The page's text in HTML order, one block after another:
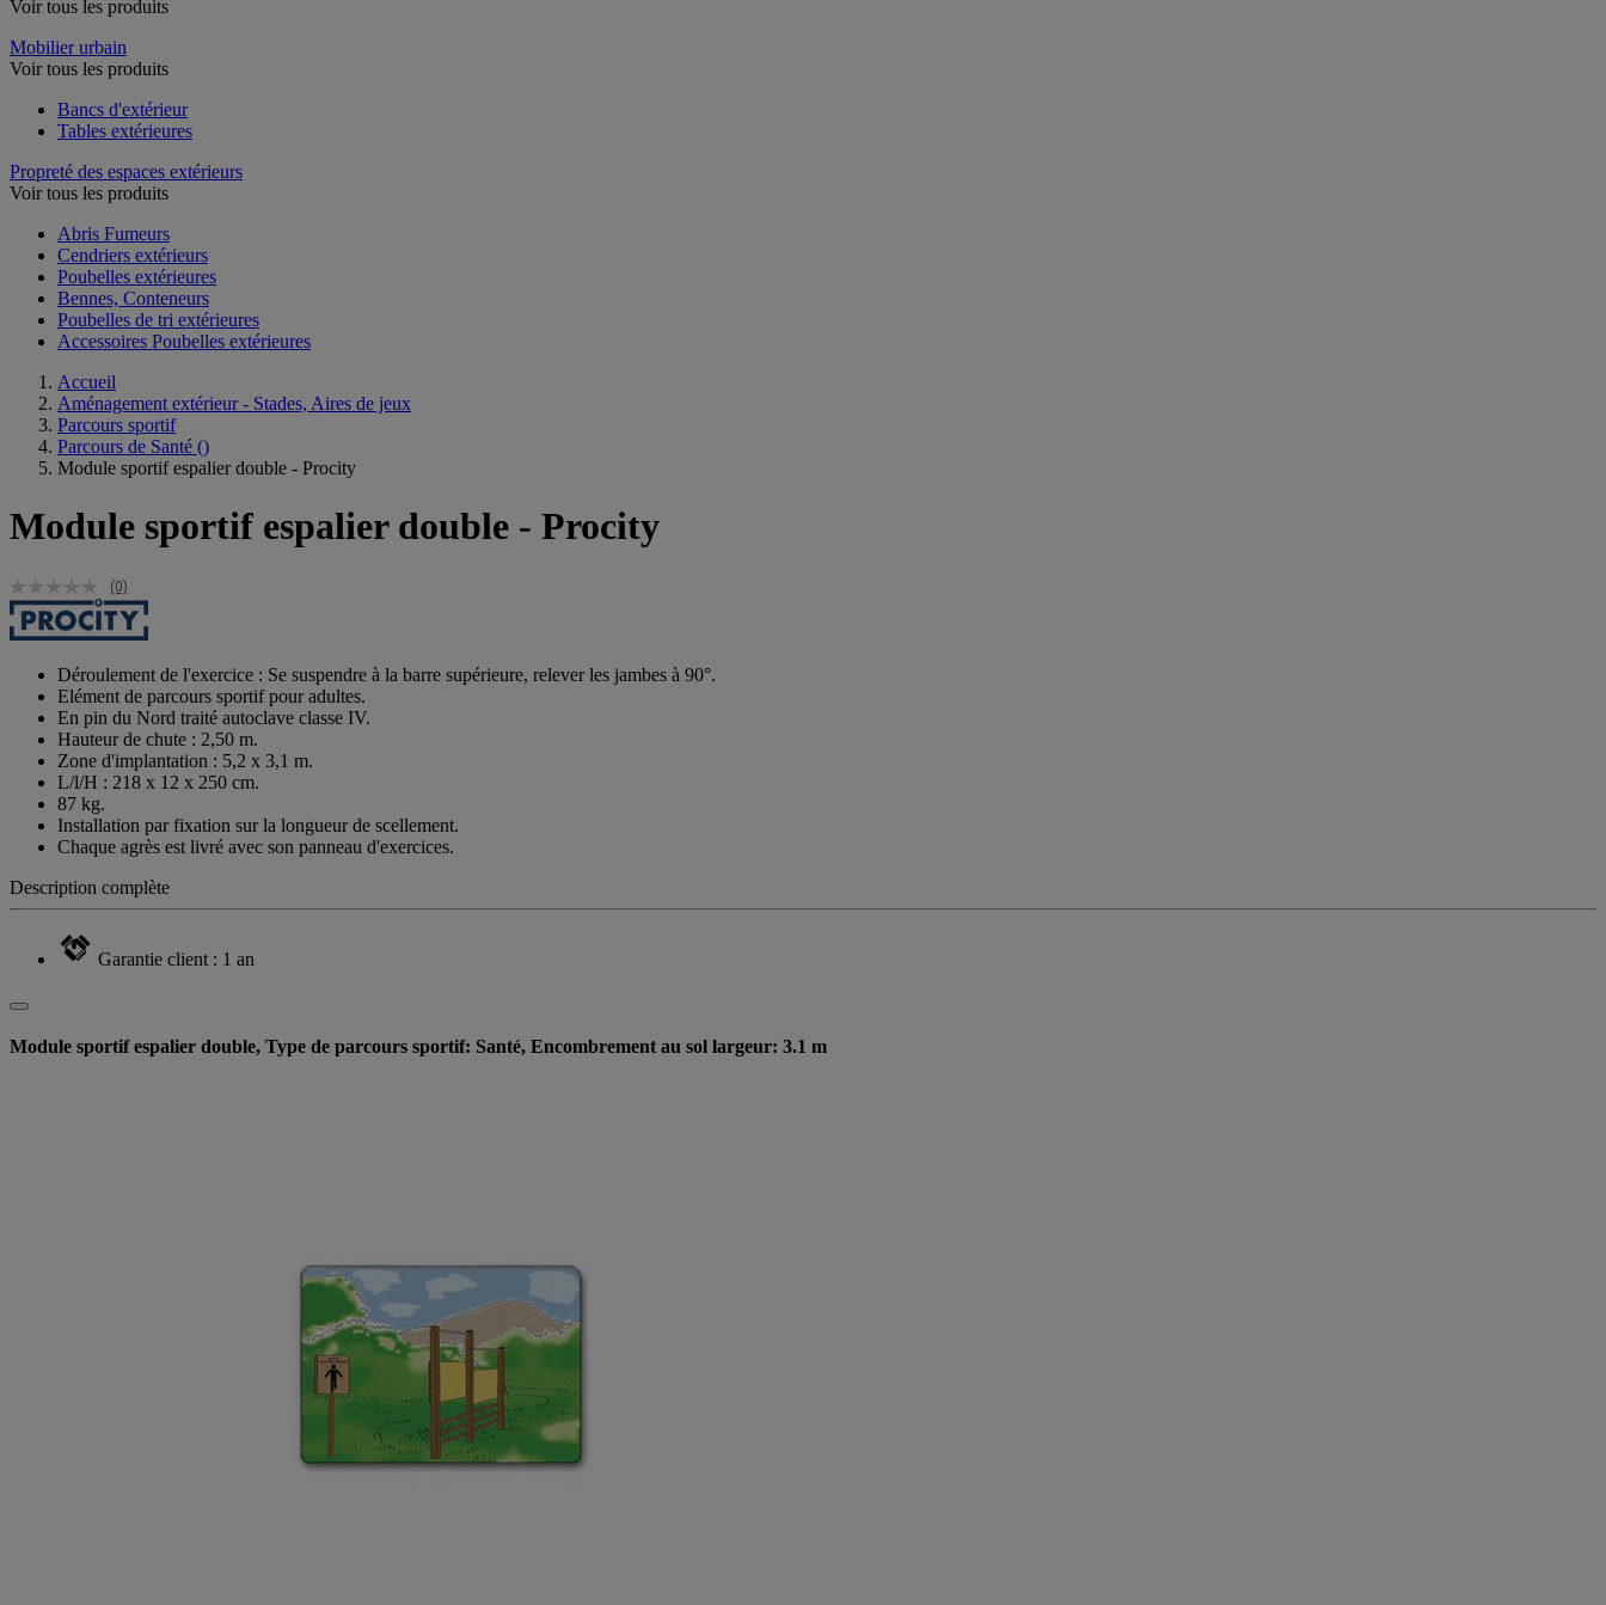
Voir tous les produits
Mobilier urbain
Voir tous les produits
Bancs d'extérieur
Tables extérieures
Propreté des espaces extérieurs
Voir tous les produits
Abris Fumeurs
Cendriers extérieurs
Poubelles extérieures
Bennes, Conteneurs
Poubelles de tri extérieures
Accessoires Poubelles extérieures
Accueil
Aménagement extérieur - Stades, Aires de jeux
Parcours sportif
Parcours de Santé ()
Module sportif espalier double - Procity
Module sportif espalier double - Procity
(0)
Déroulement de l'exercice : Se suspendre à la barre supérieure, relever les jambes à 90°.
Elément de parcours sportif pour adultes.
En pin du Nord traité autoclave classe IV.
Hauteur de chute : 2,50 m.
Zone d'implantation : 5,2 x 3,1 m.
L/l/H : 218 x 12 x 250 cm.
87 kg.
Installation par fixation sur la longueur de scellement.
Chaque agrès est livré avec son panneau d'exercices.
Description complète
Garantie client : 1 an
Module sportif espalier double, Type de parcours sportif: Santé, Encombrement au sol largeur: 3.1 m